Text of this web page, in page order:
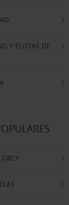
Y FLOTAS DE
ORLY